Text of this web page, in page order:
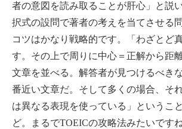
者の意図を読み取ることが肝心」と説
択式の設問で著者の考えを当てさせる
コツはかなり戦略的です。「わざとど
す。その上で周りに中心＝正解から距
文章を並べる。解答者が見つけるべき
番近い文章だ。そして多くの場合、そ
は異なる表現を使っている」というこ
ど。まるでTOEICの攻略法みたいです